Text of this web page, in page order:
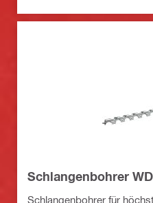
Schlangenbohrer
Schlangenbohrer für